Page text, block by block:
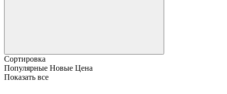
Сортировка
Популярные Новые Цена
Показать все